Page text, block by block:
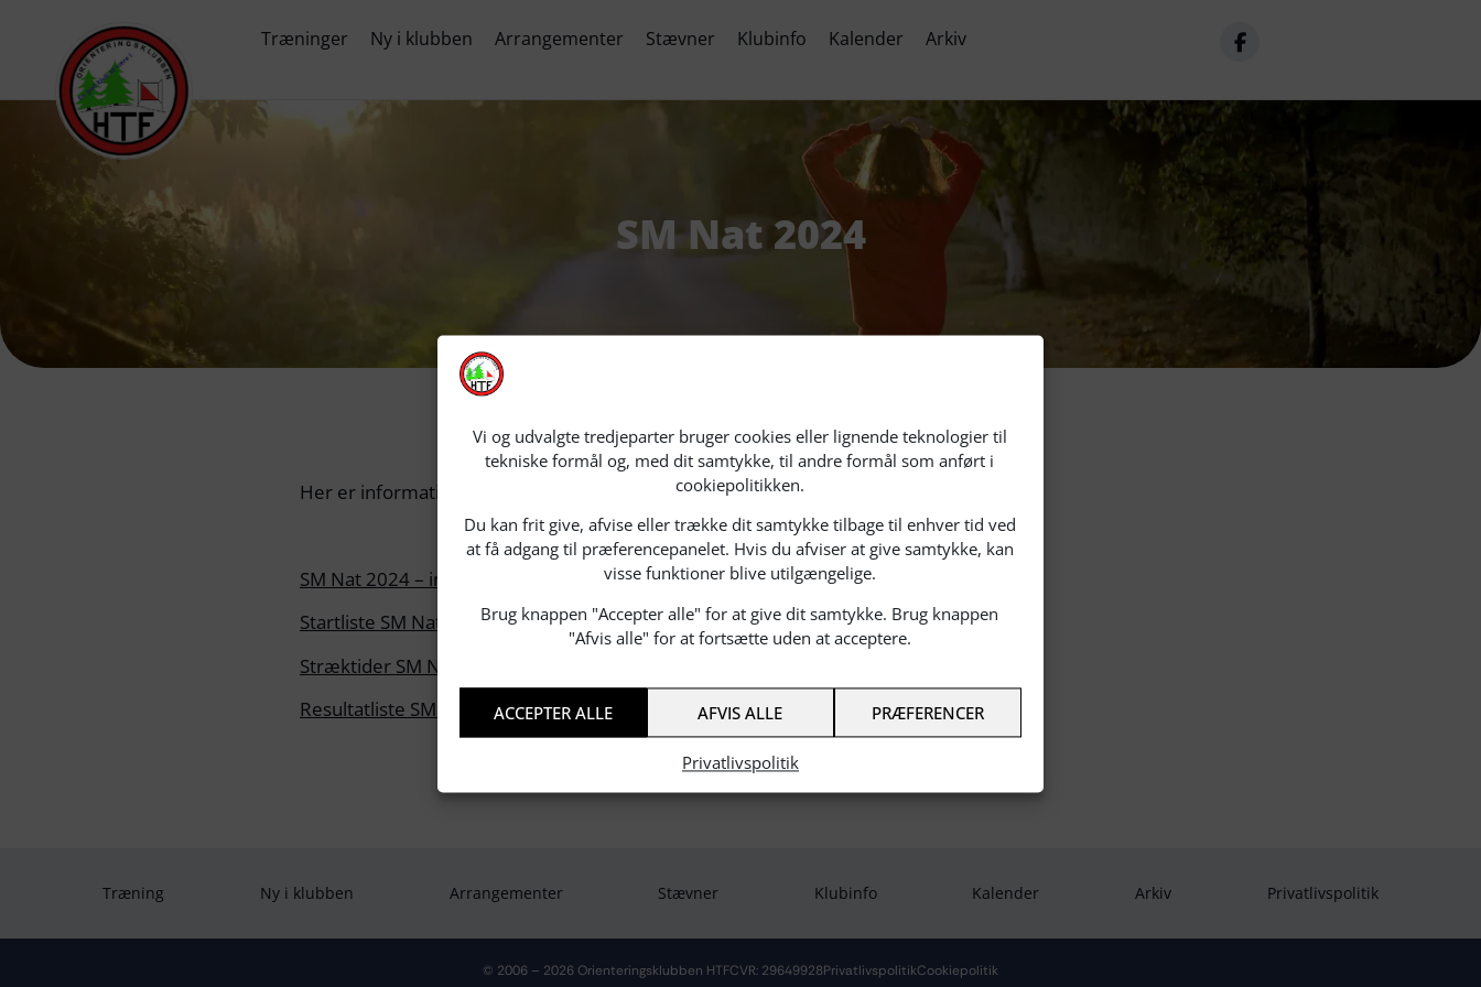
Vi og udvalgte tredjeparter bruger cookies eller lignende teknologier til
tekniske formål og, med dit samtykke, til andre formål som anført i
cookiepolitikken.
Du kan frit give, afvise eller trække dit samtykke tilbage til enhver tid ved
at få adgang til præferencepanelet. Hvis du afviser at give samtykke, kan
visse funktioner blive utilgængelige.
Brug knappen "Accepter alle" for at give dit samtykke. Brug knappen
"Afvis alle" for at fortsætte uden at acceptere.
ACCEPTER ALLE AFVIS ALLE PRÆFERENCER
Privatlivspolitik
Træninger Ny i klubben Arrangementer Stævner Klubinfo Kalender Arkiv
SM Nat 2024
Her er informationerne omkring SM Nat 2024
SM Nat 2024 – indbydelse instruktion 2
Startliste SM Nat 2024
Stræktider SM Nat 2024
Resultatliste SM Nat 2024
Træning Ny i klubben Arrangementer Stævner Klubinfo Kalender Arkiv Privatlivspolitik
© 2006 – 2026 Orienteringsklubben HTFCVR: 29649928PrivatlivspolitikCookiepolitik